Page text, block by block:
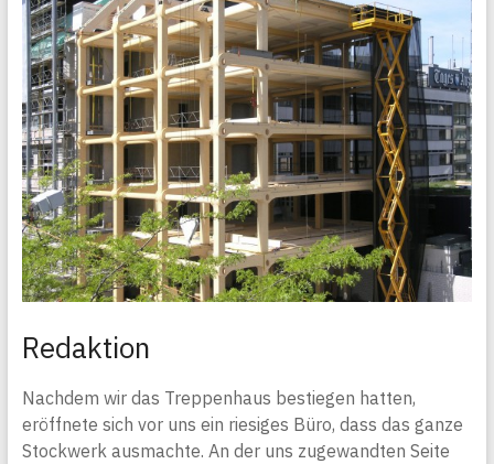
Redaktion
Nachdem wir das Treppenhaus bestiegen hatten,
eröffnete sich vor uns ein riesiges Büro, dass das ganze
Stockwerk ausmachte. An der uns zugewandten Seite